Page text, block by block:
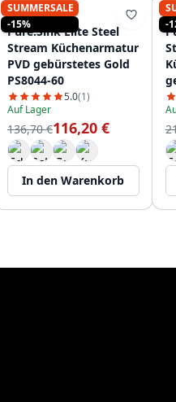
SUMMERSALE
-15%
PURE.SINK
Pure.Sink Elite Steel
Stream Küchenarmatur
PVD gebürstetes Gold
PS8044-60
5.0(1)
Auf Lager
136,70 €116,20 €
In den Warenkorb
-